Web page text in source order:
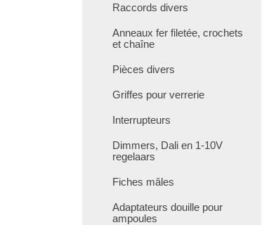
Raccords divers
Anneaux fer filetée, crochets
et chaîne
Pièces divers
Griffes pour verrerie
Interrupteurs
Dimmers, Dali en 1-10V
regelaars
Fiches mâles
Adaptateurs douille pour
ampoules